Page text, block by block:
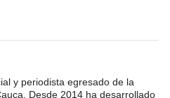
y periodista egresado de la
Desde 2014 ha desarrollado